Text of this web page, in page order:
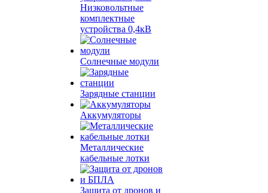
Низковольтные
комплектные
устройства 0,4кВ
Солнечные модули
Зарядные станции
Аккумуляторы
Металлические
кабельные лотки
Защита от дронов и